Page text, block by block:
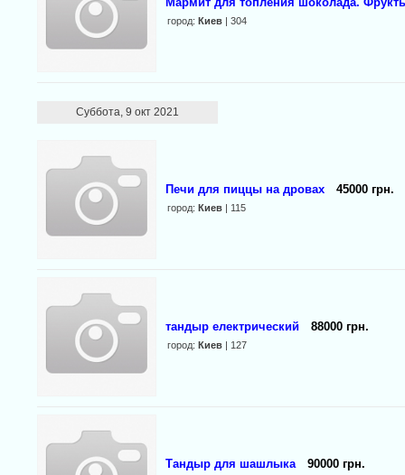
город: Киев| 304
Суббота, 9 окт 2021
Печи для пиццы на дровах 45000 грн.
город: Киев| 115
тандыр електрический 88000 грн.
город: Киев| 127
Тандыр для шашлыка 90000 грн.